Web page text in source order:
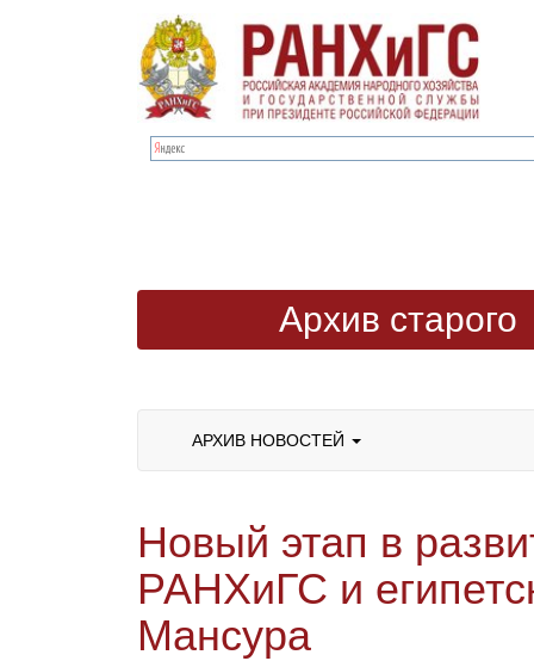
Архив старого
АРХИВ НОВОСТЕЙ
Новый этап в
РАНХиГС и
Мансура